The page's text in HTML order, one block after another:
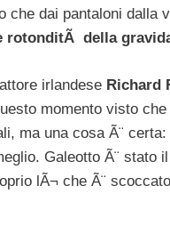
che dai pantaloni dalla
rotonditÃ della
irlandese Richard
momento visto
ma una cosa Ã¨
Galeotto Ã¨ stato
lÃ¬ che Ã¨